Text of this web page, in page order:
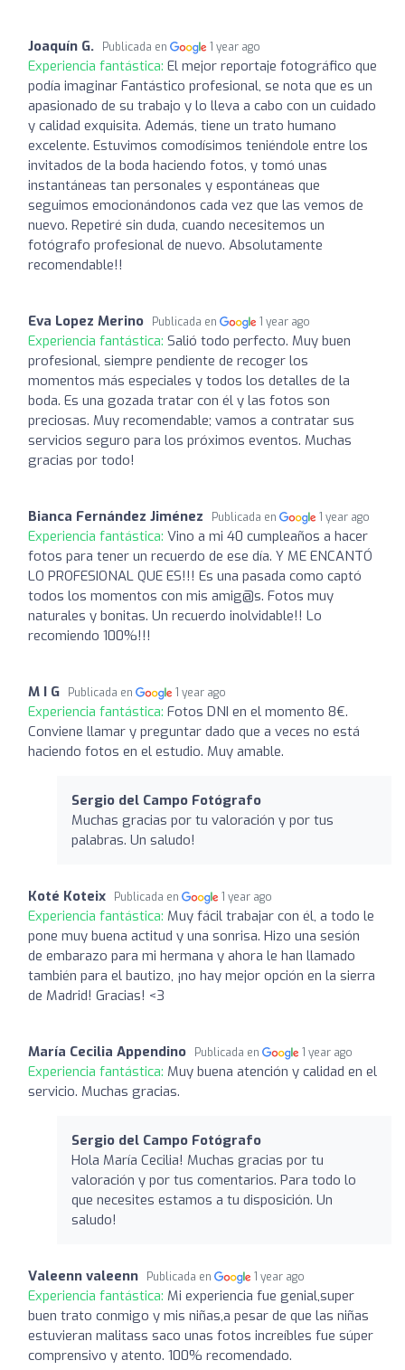
Joaquín G. Publicada en 1 year ago
Experiencia fantástica: El mejor reportaje fotográfico que
podía imaginar Fantástico profesional, se nota que es un
apasionado de su trabajo y lo lleva a cabo con un cuidado
y calidad exquisita. Además, tiene un trato humano
excelente. Estuvimos comodísimos teniéndole entre los
invitados de la boda haciendo fotos, y tomó unas
instantáneas tan personales y espontáneas que
seguimos emocionándonos cada vez que las vemos de
nuevo. Repetiré sin duda, cuando necesitemos un
fotógrafo profesional de nuevo. Absolutamente
recomendable!!
Eva Lopez Merino Publicada en 1 year ago
Experiencia fantástica: Salió todo perfecto. Muy buen
profesional, siempre pendiente de recoger los
momentos más especiales y todos los detalles de la
boda. Es una gozada tratar con él y las fotos son
preciosas. Muy recomendable; vamos a contratar sus
servicios seguro para los próximos eventos. Muchas
gracias por todo!
Bianca Fernández Jiménez Publicada en 1 year ago
Experiencia fantástica: Vino a mi 40 cumpleaños a hacer
fotos para tener un recuerdo de ese día. Y ME ENCANTÓ
LO PROFESIONAL QUE ES!!! Es una pasada como captó
todos los momentos con mis amig@s. Fotos muy
naturales y bonitas. Un recuerdo inolvidable!! Lo
recomiendo 100%!!!
M I G Publicada en 1 year ago
Experiencia fantástica: Fotos DNI en el momento 8€.
Conviene llamar y preguntar dado que a veces no está
haciendo fotos en el estudio. Muy amable.
Sergio del Campo Fotógrafo
Muchas gracias por tu valoración y por tus
palabras. Un saludo!
Koté Koteix Publicada en 1 year ago
Experiencia fantástica: Muy fácil trabajar con él, a todo le
pone muy buena actitud y una sonrisa. Hizo una sesión
de embarazo para mi hermana y ahora le han llamado
también para el bautizo, ¡no hay mejor opción en la sierra
de Madrid! Gracias! <3
María Cecilia Appendino Publicada en 1 year ago
Experiencia fantástica: Muy buena atención y calidad en el
servicio. Muchas gracias.
Sergio del Campo Fotógrafo
Hola María Cecilia! Muchas gracias por tu
valoración y por tus comentarios. Para todo lo
que necesites estamos a tu disposición. Un
saludo!
Valeenn valeenn Publicada en 1 year ago
Experiencia fantástica: Mi experiencia fue genial,super
buen trato conmigo y mis niñas,a pesar de que las niñas
estuvieran malitass saco unas fotos increíbles fue súper
comprensivo y atento. 100% recomendado.